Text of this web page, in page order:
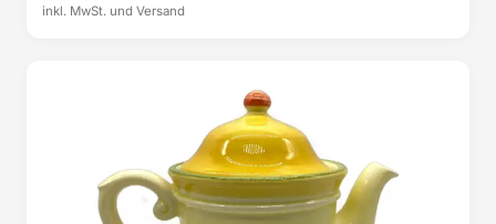
inkl. MwSt. und Versand